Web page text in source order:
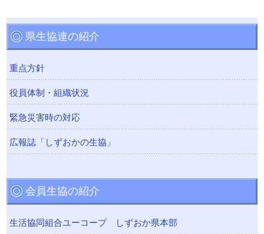
県生協連の紹介
重点方針
役員体制・組織状況
緊急災害時の対応
広報誌「しずおかの生協」
会員生協の紹介
生活協同組合ユーコープ しずおか県本部